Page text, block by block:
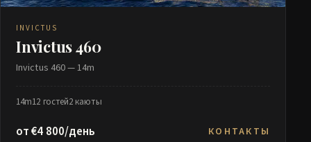
INVICTUS
Invictus 460
Invictus 460 — 14m
14m12 гостей2 каюты
от €4 800/день КОНТАКТЫ